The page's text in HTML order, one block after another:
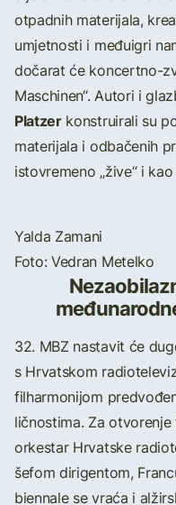
otpadnih materijala,
umjetnosti i međuigri
dočarat će koncertno-
Maschinen“. Autori i
Platzerkonstruirali su
materijala i odbačenih
istovremeno „žive“ i
Yalda Zamani
Foto: Vedran Metelko
32. MBZ nastavit će
s Hrvatskom
filharmonijom
ličnostima. Za
orkestar Hrvatske
šefom dirigentom,
biennale se vraća i